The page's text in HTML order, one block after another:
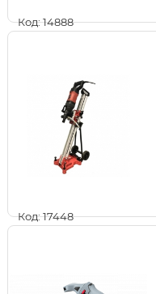
Код: 14888
Код: 17448